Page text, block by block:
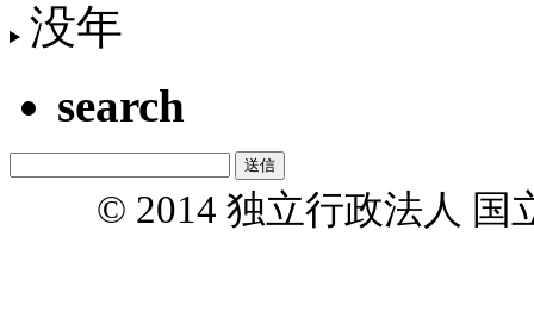
没年
search
© 2014 独立行政法人 国